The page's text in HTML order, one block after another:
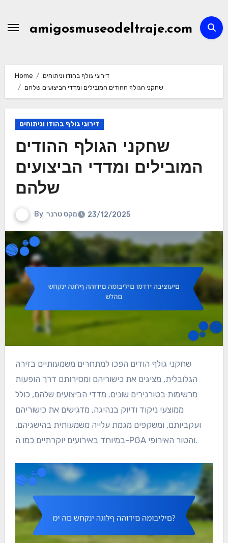
contentamigosmuseodeltraje.com
Home
דירוגי גולף בהודו וניתוחים
שחקני הגולף ההודים המובילים ומדדי הביצועים שלהם
דירוגי גולף בהודו וניתוחים
שחקני הגולף ההודים
המובילים ומדדי הביצועים
שלהם
By מקס טרנר 23/12/2025
שחקני גולף הודים הפכו למתחרים משמעותיים בזירה
הגלובלית, מציגים את כישוריהם ומסירותם דרך הופעות
מרשימות בטורנירים שונים. מדדי הביצועים שלהם, כולל
ממוצעי ניקוד ודיוק בנהיגה, מדגישים את כישוריהם
ועקביותם, ומשקפים מגמת עלייה משמעותית בהישגיהם,
במיוחד באירועים יוקרתיים כמו ה-PGA והטור האירופי.